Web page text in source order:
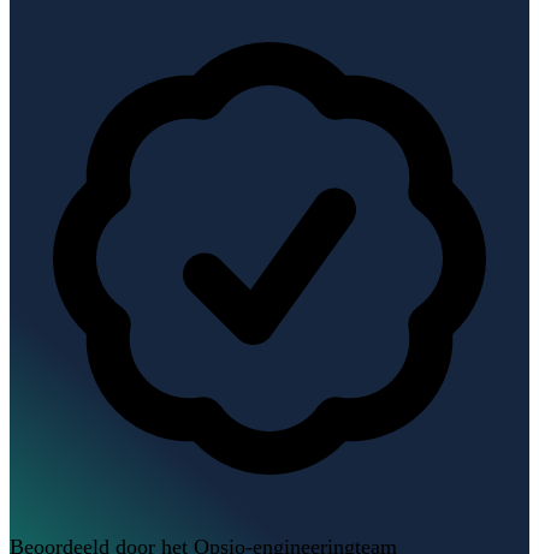
Beoordeeld door het Opsio-engineeringteam